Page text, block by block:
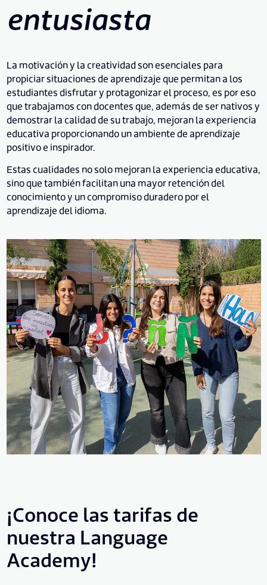
entusiasta
La motivación y la creatividad son esenciales para
propiciar situaciones de aprendizaje que permitan a los
estudiantes disfrutar y protagonizar el proceso, es por eso
que trabajamos con docentes que, además de ser nativos y
demostrar la calidad de su trabajo, mejoran la experiencia
educativa proporcionando un ambiente de aprendizaje
positivo e inspirador.
Estas cualidades no solo mejoran la experiencia educativa,
sino que también facilitan una mayor retención del
conocimiento y un compromiso duradero por el
aprendizaje del idioma.
¡Conoce las tarifas de
nuestra Language
Academy!